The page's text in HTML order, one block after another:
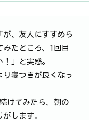
が、友人にすすめら
たところ、1回目
」と実感。
り寝つきが良くなっ
けてみたら、朝の
します。